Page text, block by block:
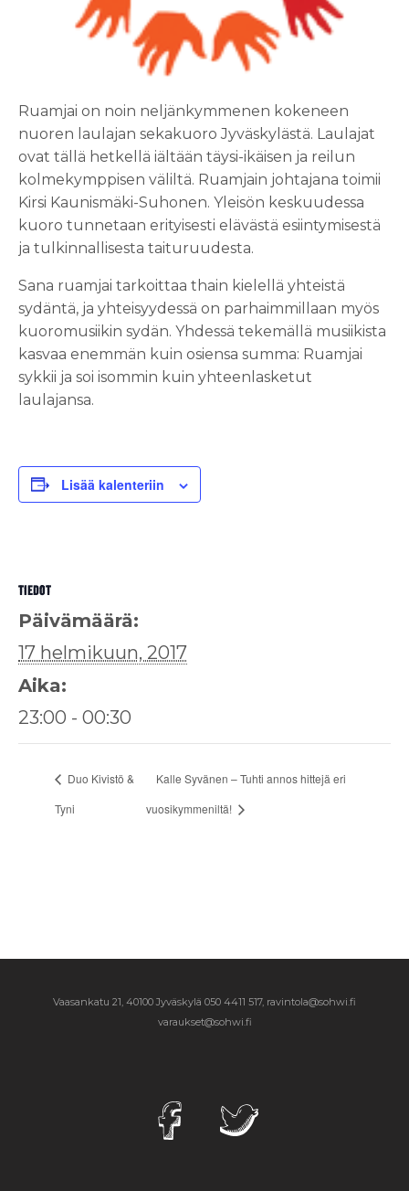
Ruamjai on noin neljänkymmenen kokeneen
nuoren laulajan sekakuoro Jyväskylästä. Laulajat
ovat tällä hetkellä iältään täysi-ikäisen ja reilun
kolmekymppisen väliltä. Ruamjain johtajana toimii
Kirsi Kaunismäki-Suhonen. Yleisön keskuudessa
kuoro tunnetaan erityisesti elävästä esiintymisestä
ja tulkinnallisesta taituruudesta.
Sana ruamjai tarkoittaa thain kielellä yhteistä
sydäntä, ja yhteisyydessä on parhaimmillaan myös
kuoromusiikin sydän. Yhdessä tekemällä musiikista
kasvaa enemmän kuin osiensa summa: Ruamjai
sykkii ja soi isommin kuin yhteenlasketut
laulajansa.
Lisää kalenteriin
TIEDOT
Päivämäärä:
17 helmikuun, 2017
Aika:
23:00 - 00:30
Duo Kivistö &
Tyni
Kalle Syvänen – Tuhti annos hittejä eri
vuosikymmeniltä!
Vaasankatu 21, 40100 Jyväskylä 050 4411 517, ravintola@sohwi.fi
varaukset@sohwi.fi